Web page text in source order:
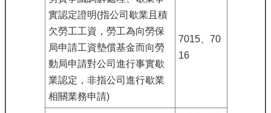
實認定證明(指公司歇業且積
欠勞工工資，勞工為向勞保
局申請工資墊償基金而向勞
動局申請對公司進行事實歇
業認定，非指公司進行歇業
相關業務申請)
7015、70
16